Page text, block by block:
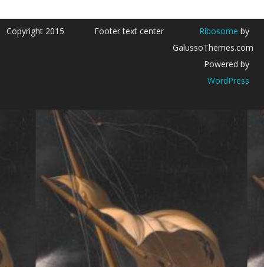
Copyright 2015 Footer text center Ribosome by
GalussoThemes.com
Powered by
WordPress